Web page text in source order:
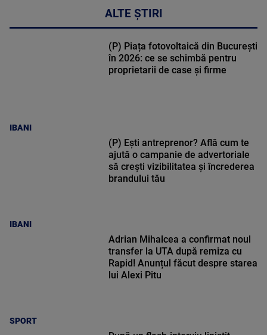
ALTE ȘTIRI
IBANI
(P) Piața fotovoltaică din București
în 2026: ce se schimbă pentru
proprietarii de case și firme
IBANI
(P) Ești antreprenor? Află cum te
ajută o campanie de advertoriale
să crești vizibilitatea și încrederea
brandului tău
SPORT
Adrian Mihalcea a confirmat noul
transfer la UTA după remiza cu
Rapid! Anunțul făcut despre starea
lui Alexi Pitu